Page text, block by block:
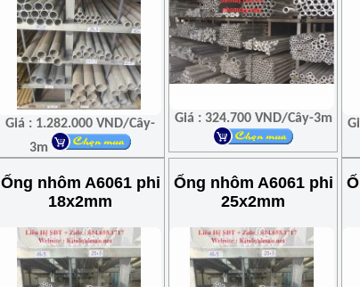
Giá : 1.282.000 VND/Cây-
3m
Giá : 324.700 VND/Cây-3m
Ống nhôm A6061 phi
18x2mm
Ống nhôm A6061 phi
25x2mm